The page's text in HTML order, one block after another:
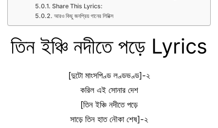
Share This Lyrics:
আরও কিছু জনপ্রিয় গানের লিরিক্স
তিন ইঞ্চি নদীতে পড়ে Lyrics
[দুটো মাংসপিণ্ড লণ্ডভণ্ড]-২
করিল এই সোনার দেশ
[তিন ইঞ্চি নদীতে পড়ে
সাড়ে তিন হাত নৌকা শেষ]-২